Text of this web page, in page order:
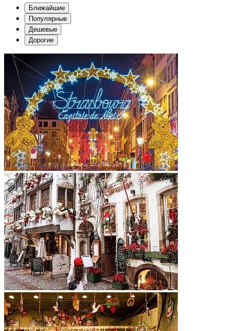
Ближайшие
Популярные
Дешевые
Дорогие